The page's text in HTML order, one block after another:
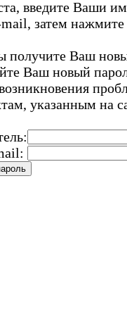
введите Ваши
mail, затем
получите Ваш
Ваш новый
указанным на